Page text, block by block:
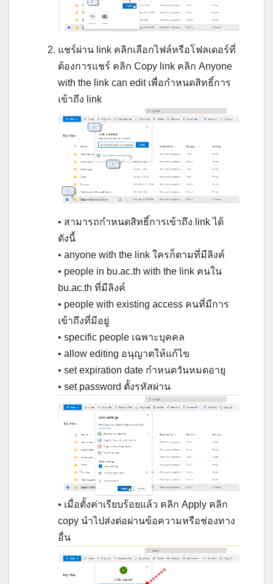
แชร์ผ่าน link คลิกเลือกไฟล์หรือโฟลเดอร์ที่
ต้องการแชร์ คลิก Copy link คลิก Anyone
with the link can edit เพื่อกำหนดสิทธิ์การ
เข้าถึง link
• สามารถกำหนดสิทธิ์การเข้าถึง link ได้
ดังนี้
• anyone with the link ใครก็ตามที่มีลิงค์
• people in bu.ac.th with the link คนใน
bu.ac.th ที่มีลิงค์
• people with existing access คนที่มีการ
เข้าถึงที่มีอยู่
• specific people เฉพาะบุคคล
• allow editing อนุญาตให้แก้ไข
• set expiration date กำหนดวันหมดอายุ
• set password ตั้งรหัสผ่าน
• เมื่อตั้งค่าเรียบร้อยแล้ว คลิก Apply คลิก
copy นำไปส่งต่อผ่านข้อความหรือช่องทาง
อื่น